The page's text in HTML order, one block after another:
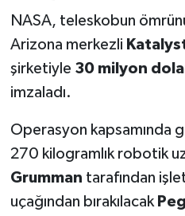
NASA, teleskobun
Arizona merkezli
şirketiyle 30 milyon
imzaladı.
Operasyon kapsamında
270 kilogramlık robotik
Grumman tarafından
uçağından bırakılacak